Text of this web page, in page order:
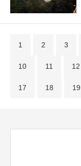
1 2 3
10 11 12
17 18 19